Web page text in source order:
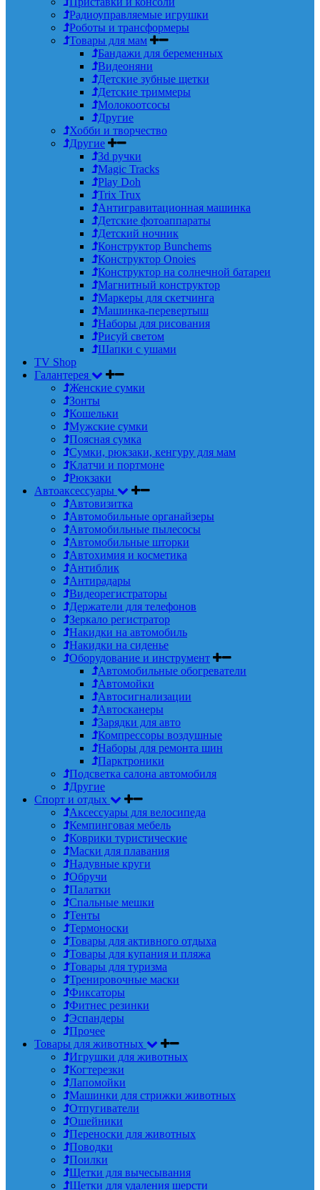
Радиоуправляемые игрушки
Роботы и трансформеры
Товары для мам
Бандажи для беременных
Видеоняни
Детские зубные щетки
Детские триммеры
Молокоотсосы
Другие
Хобби и творчество
Другие
3d ручки
Magic Tracks
Play Doh
Trix Trux
Антигравитационная машинка
Детские фотоаппараты
Детский ночник
Конструктор Bunchems
Конструктор Onoies
Конструктор на солнечной батареи
Магнитный конструктор
Маркеры для скетчинга
Машинка-перевертыш
Наборы для рисования
Рисуй светом
Шапки с ушами
TV Shop
Галантерея
Женские сумки
Зонты
Кошельки
Мужские сумки
Поясная сумка
Сумки, рюкзаки, кенгуру для мам
Клатчи и портмоне
Рюкзаки
Автоаксессуары
Автовизитка
Автомобильные органайзеры
Автомобильные пылесосы
Автомобильные шторки
Автохимия и косметика
Антиблик
Антирадары
Видеорегистраторы
Держатели для телефонов
Зеркало регистратор
Накидки на автомобиль
Накидки на сиденье
Оборудование и инструмент
Автомобильные обогреватели
Автомойки
Автосигнализации
Автосканеры
Зарядки для авто
Компрессоры воздушные
Наборы для ремонта шин
Парктроники
Подсветка салона автомобиля
Другие
Спорт и отдых
Аксессуары для велосипеда
Кемпинговая мебель
Коврики туристические
Маски для плавания
Надувные круги
Обручи
Палатки
Спальные мешки
Тенты
Термоноски
Товары для активного отдыха
Товары для купания и пляжа
Товары для туризма
Тренировочные маски
Фиксаторы
Фитнес резинки
Эспандеры
Прочее
Товары для животных
Игрушки для животных
Когтерезки
Лапомойки
Машинки для стрижки животных
Отпугиватели
Ошейники
Переноски для животных
Поводки
Поилки
Щетки для вычесывания
Щетки для удаления шерсти